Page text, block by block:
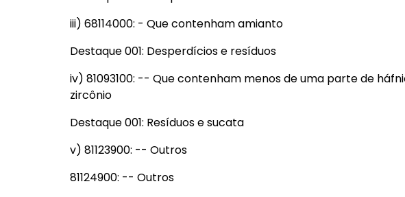
iii) 68114000: - Que contenham amianto
Destaque 001: Desperdícios e resíduos
iv) 81093100: -- Que contenham menos de uma parte de
zircônio
Destaque 001: Resíduos e sucata
v) 81123900: -- Outros
81124900: -- Outros